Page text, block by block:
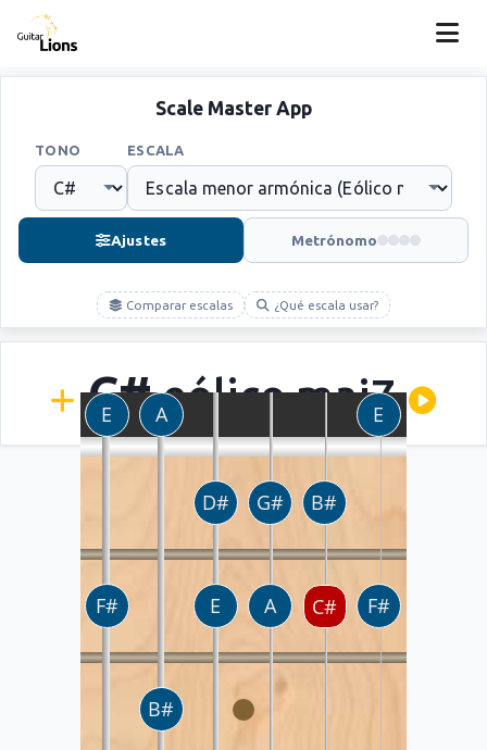
Scale Master App
TONO ESCALA
Ajustes Metrónomo
Comparar escalas ¿Qué escala usar?
C#eólico maj7